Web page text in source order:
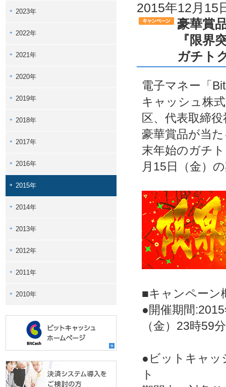
2023年
2022年
2021年
2020年
2019年
2018年
2017年
2016年
2015年
2014年
2013年
2012年
2011年
2010年
2015年12月15
豪華賞
『限界
ガチト
電子マネー「
キャッシュ株
区、代表取締
豪華賞品が当
末年始のガチ
月15日（金）
■キャンペーン
●開催期間
（金）23時59分
●ビットキャッ
ト